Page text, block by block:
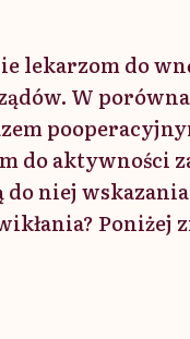
lekarzom do
W
do aktywności
niej
Poniżej